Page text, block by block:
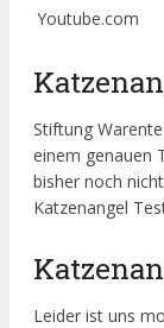
Youtube.com
Stiftung
einem genauen
bisher noch
Katzenangel
Leider ist uns